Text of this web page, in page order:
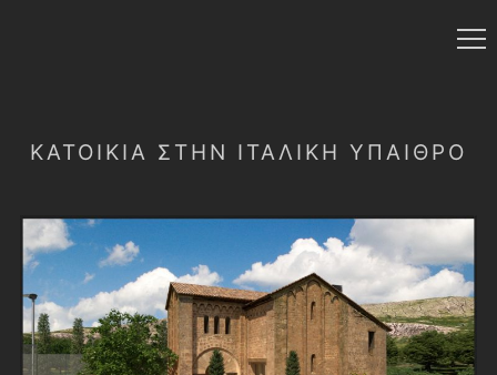
ΚΑΤΟΙΚΊΑ ΣΤΉΝ ΙΤΑΛΙΚΉ ΎΠΑΙΘΡΟ